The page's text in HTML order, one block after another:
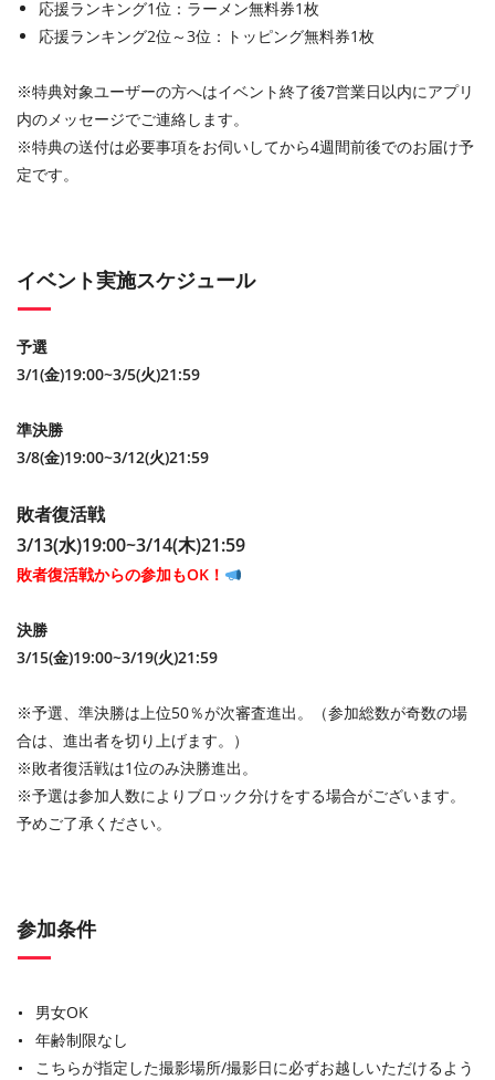
応援ランキング1位：ラーメン無料券1枚
応援ランキング2位～3位：トッピング無料券1枚
※特典対象ユーザーの方へはイベント終了後7営業日以内にアプリ
内のメッセージでご連絡します。
※特典の送付は必要事項をお伺いしてから4週間前後でのお届け予
定です。
イベント実施スケジュール
予選
3/1(金)19:00~3/5(火)21:59
準決勝
3/8(金)19:00~3/12(火)21:59
敗者復活戦
3/13(水)19:00~3/14(木)21:59
敗者復活戦からの参加もOK！
決勝
3/15(金)19:00~3/19(火)21:59
※予選、準決勝は上位50％が次審査進出。（参加総数が奇数の場
合は、進出者を切り上げます。）
※敗者復活戦は1位のみ決勝進出。
※予選は参加人数によりブロック分けをする場合がございます。
予めご了承ください。
参加条件
男女OK
年齢制限なし
こちらが指定した撮影場所/撮影日に必ずお越しいただけるよう